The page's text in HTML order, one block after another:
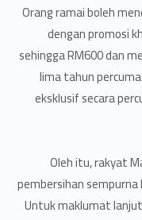
Orang ramai boleh
dengan promosi
sehingga RM600 dan
lima tahun
eksklusif secara
Oleh itu, rakyat
pembersihan sempurna
Untuk maklumat